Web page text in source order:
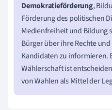
Demokratieförderung,
Förderung des politischen
Medienfreiheit und Bildung
Bürger über ihre Rechte
Kandidaten zu informieren.
Wählerschaft ist
von Wahlen als Mittel der